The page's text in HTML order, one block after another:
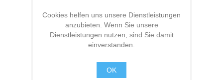
Verfügbarkeit:Auf Lager
Herstellernummer: 200090
110,67€ inkl. Mwst.
Cookies helfen uns unsere Dienstleistungen
anzubieten. Wenn Sie unsere
Dienstleistungen nutzen, sind Sie damit
einverstanden.
OK